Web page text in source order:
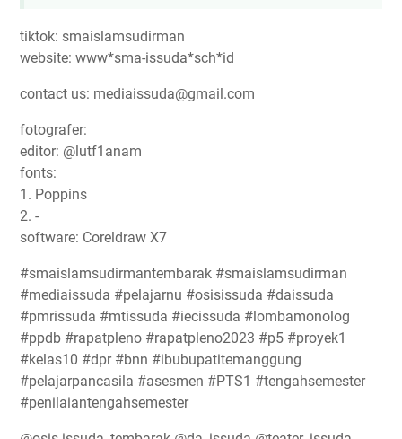
tiktok: smaislamsudirman
website: www*sma-issuda*sch*id
contact us: mediaissuda@gmail.com
fotografer:
editor: @lutf1anam
fonts:
1. Poppins
2. -
software: Coreldraw X7
#smaislamsudirmantembarak #smaislamsudirman
#mediaissuda #pelajarnu #osisissuda #daissuda
#pmrissuda #mtissuda #iecissuda #lombamonolog
#ppdb #rapatpleno #rapatpleno2023 #p5 #proyek1
#kelas10 #dpr #bnn #ibubupatitemanggung
#pelajarpancasila #asesmen #PTS1 #tengahsemester
#penilaiantengahsemester